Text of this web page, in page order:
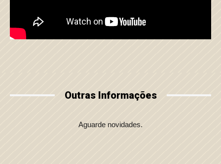
Outras Informações
Aguarde novidades.